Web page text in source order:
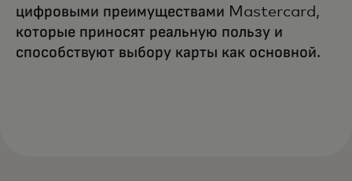
цифровыми преимуществами Mastercard,
которые приносят реальную пользу и
способствуют выбору карты как основной.